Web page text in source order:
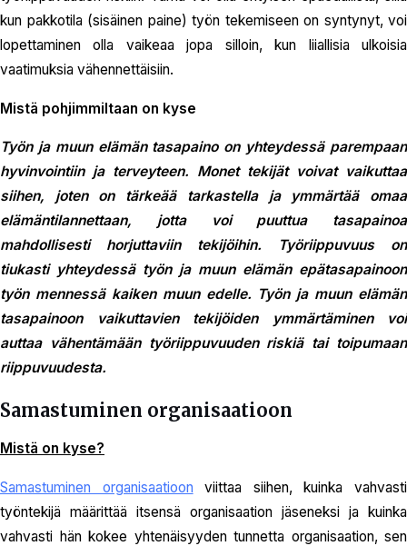
kun pakkotila (sisäinen paine) työn tekemiseen on syntynyt, voi
lopettaminen olla vaikeaa jopa silloin, kun liiallisia ulkoisia
vaatimuksia vähennettäisiin.
Mistä pohjimmiltaan on kyse
Työn ja muun elämän tasapaino on yhteydessä parempaan
hyvinvointiin ja terveyteen. Monet tekijät voivat vaikuttaa
siihen, joten on tärkeää tarkastella ja ymmärtää omaa
elämäntilannettaan, jotta voi puuttua tasapainoa
mahdollisesti horjuttaviin tekijöihin. Työriippuvuus on
tiukasti yhteydessä työn ja muun elämän epätasapainoon
työn mennessä kaiken muun edelle. Työn ja muun elämän
tasapainoon vaikuttavien tekijöiden ymmärtäminen voi
auttaa vähentämään työriippuvuuden riskiä tai toipumaan
riippuvuudesta.
Samastuminen organisaatioon
Mistä on kyse?
Samastuminen organisaatioon viittaa siihen, kuinka vahvasti
työntekijä määrittää itsensä organisaation jäseneksi ja kuinka
vahvasti hän kokee yhtenäisyyden tunnetta organisaation, sen